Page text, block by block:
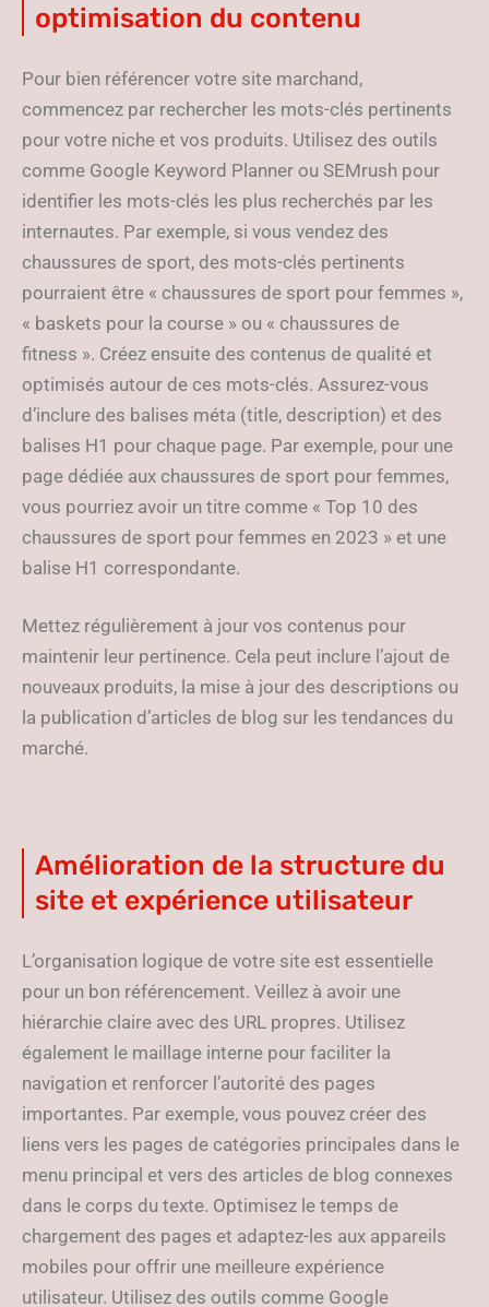
optimisation du contenu
Pour bien référencer votre site marchand,
commencez par rechercher les mots-clés pertinents
pour votre niche et vos produits. Utilisez des outils
comme Google Keyword Planner ou SEMrush pour
identifier les mots-clés les plus recherchés par les
internautes. Par exemple, si vous vendez des
chaussures de sport, des mots-clés pertinents
pourraient être « chaussures de sport pour femmes »,
« baskets pour la course » ou « chaussures de
fitness ». Créez ensuite des contenus de qualité et
optimisés autour de ces mots-clés. Assurez-vous
d’inclure des balises méta (title, description) et des
balises H1 pour chaque page. Par exemple, pour une
page dédiée aux chaussures de sport pour femmes,
vous pourriez avoir un titre comme « Top 10 des
chaussures de sport pour femmes en 2023 » et une
balise H1 correspondante.
Mettez régulièrement à jour vos contenus pour
maintenir leur pertinence. Cela peut inclure l’ajout de
nouveaux produits, la mise à jour des descriptions ou
la publication d’articles de blog sur les tendances du
marché.
Amélioration de la structure du
site et expérience utilisateur
L’organisation logique de votre site est essentielle
pour un bon référencement. Veillez à avoir une
hiérarchie claire avec des URL propres. Utilisez
également le maillage interne pour faciliter la
navigation et renforcer l’autorité des pages
importantes. Par exemple, vous pouvez créer des
liens vers les pages de catégories principales dans le
menu principal et vers des articles de blog connexes
dans le corps du texte. Optimisez le temps de
chargement des pages et adaptez-les aux appareils
mobiles pour offrir une meilleure expérience
utilisateur. Utilisez des outils comme Google